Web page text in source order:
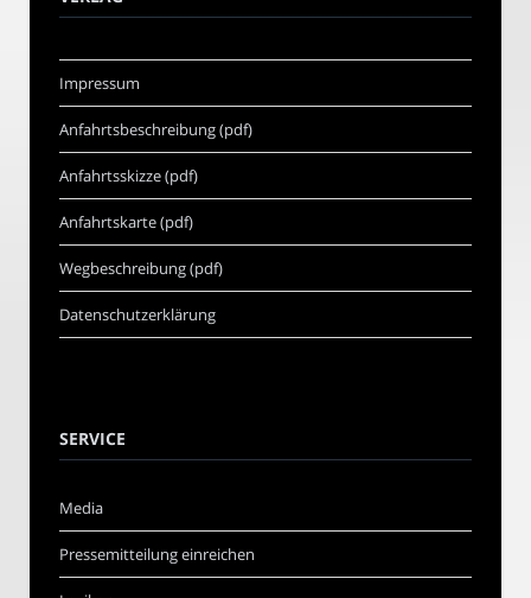
Impressum
Anfahrtsbeschreibung (pdf)
Anfahrtsskizze (pdf)
Anfahrtskarte (pdf)
Wegbeschreibung (pdf)
Datenschutzerklärung
SERVICE
Media
Pressemitteilung einreichen